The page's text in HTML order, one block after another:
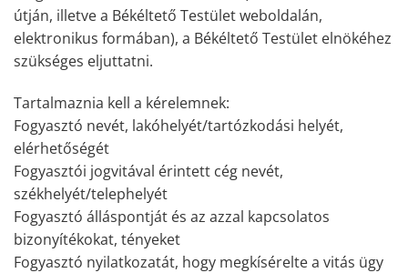
útján, illetve a Békéltető Testület weboldalán,
elektronikus formában), a Békéltető Testület elnökéhez
szükséges eljuttatni.
Tartalmaznia kell a kérelemnek:
Fogyasztó nevét, lakóhelyét/tartózkodási helyét,
elérhetőségét
Fogyasztói jogvitával érintett cég nevét,
székhelyét/telephelyét
Fogyasztó álláspontját és az azzal kapcsolatos
bizonyítékokat, tényeket
Fogyasztó nyilatkozatát, hogy megkísérelte a vitás ügy